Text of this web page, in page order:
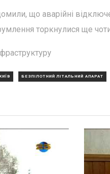
що аварійні
торкнулися ще
БЕЗПІЛОТНИЙ ЛІТАЛЬНИЙ АПАРАТ